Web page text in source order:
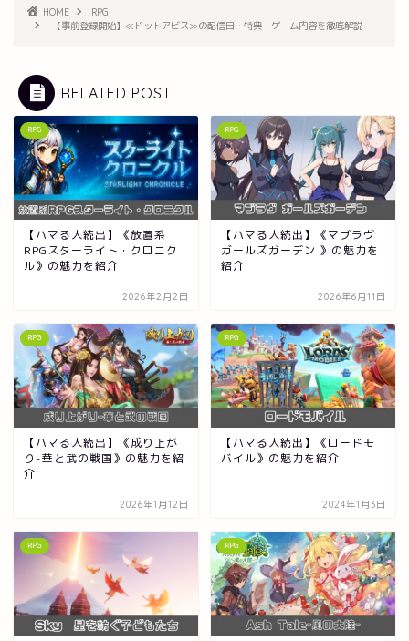
HOME
RPG
【事前登録開始】≪ドットアビス≫の配信日・特典・ゲーム内容を徹底解説
RELATED POST
RPG
【ハマる人続出】《放置系
RPGスターライト・クロニク
ル》の魅力を紹介
2026年2月2日
RPG
【ハマる人続出】《マブラヴ
ガールズガーデン 》の魅力を
紹介
2026年6月11日
RPG
【ハマる人続出】《成り上が
り-華と武の戦国》の魅力を紹
介
2026年1月12日
RPG
【ハマる人続出】《ロードモ
バイル》の魅力を紹介
2024年1月3日
RPG RPG